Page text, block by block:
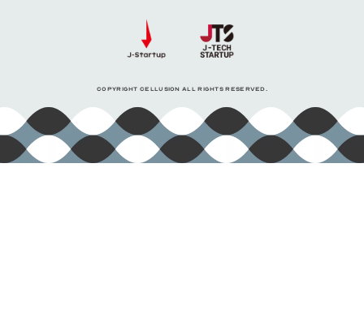
COPYRIGHT CELLUSION ALL RIGHTS RESERVED.